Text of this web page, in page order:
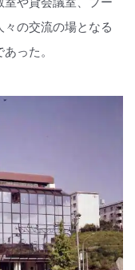
の交流の場となる
った。